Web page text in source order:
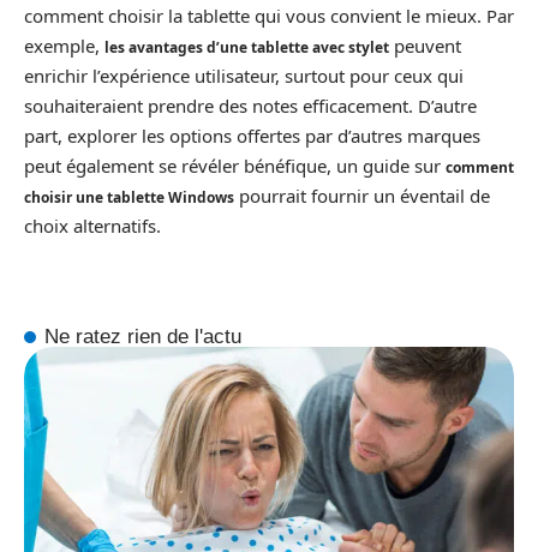
comment choisir la tablette qui vous convient le mieux. Par
exemple, les avantages d’une tablette avec stylet peuvent
enrichir l’expérience utilisateur, surtout pour ceux qui
souhaiteraient prendre des notes efficacement. D’autre
part, explorer les options offertes par d’autres marques
peut également se révéler bénéfique, un guide sur comment
choisir une tablette Windows pourrait fournir un éventail de
choix alternatifs.
Ne ratez rien de l'actu